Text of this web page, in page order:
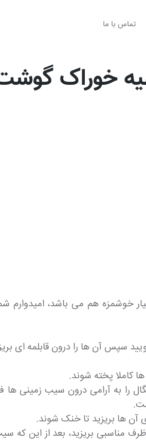
تماس با ما
خوراک
هم می باشد، امیدوارم شما
سپس آن ها را درون قابلمه ای
کاملا پخته شوند.
را به آرامی درون سیب زمینی
آن ها بریزید تا خنک شوند.
بریزید، بعد از این که